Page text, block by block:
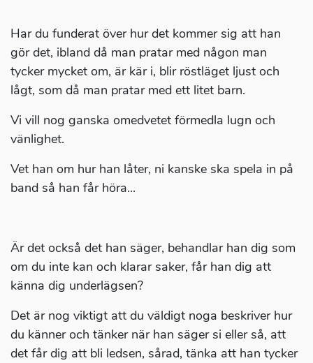
Har du funderat över hur det kommer sig att han
gör det, ibland då man pratar med någon man
tycker mycket om, är kär i, blir röstläget ljust och
lågt, som då man pratar med ett litet barn.
Vi vill nog ganska omedvetet förmedla lugn och
vänlighet.
Vet han om hur han låter, ni kanske ska spela in på
band så han får höra...
Är det också det han säger, behandlar han dig som
om du inte kan och klarar saker, får han dig att
känna dig underlägsen?
Det är nog viktigt att du väldigt noga beskriver hur
du känner och tänker när han säger si eller så, att
det får dig att bli ledsen, sårad, tänka att han tycker